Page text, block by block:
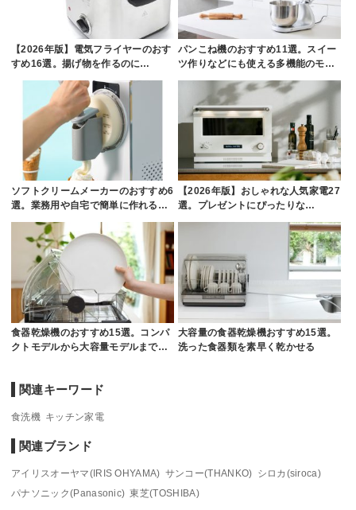
【2026年版】電気フライヤーのおす
すめ16選。揚げ物を作るのに…
パンこね機のおすすめ11選。スイー
ツ作りなどにも使える多機能のモ…
ソフトクリームメーカーのおすすめ6
選。業務用や自宅で簡単に作れる…
【2026年版】おしゃれな人気家電27
選。プレゼントにぴったりな…
食器乾燥機のおすすめ15選。コンパ
クトモデルから大容量モデルまで…
大容量の食器乾燥機おすすめ15選。
洗った食器類を素早く乾かせる
関連キーワード
食洗機 キッチン家電
関連ブランド
アイリスオーヤマ(IRIS OHYAMA) サンコー(THANKO) シロカ(siroca)
パナソニック(Panasonic) 東芝(TOSHIBA)